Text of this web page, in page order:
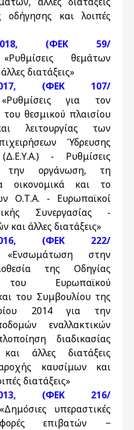
οδήγησης και λοιπές
(ΦΕΚ 59/
«Ρυθμίσεις θεμάτων
διατάξεις»
(ΦΕΚ 107/
«Ρυθμίσεις για τον
θεσμικού πλαισίου
λειτουργίας των
Ύδρευσης
- Ρυθμίσεις
την οργάνωση, τη
οικονομικά και το
Ο.Τ.Α. - Ευρωπαϊκοί
Συνεργασίας -
άλλες διατάξεις»
(ΦΕΚ 222/
«Ενσωμάτωση στην
της Οδηγίας
του Ευρωπαϊκού
του Συμβουλίου της
2014 για την
εναλλακτικών
διαδικασίας
και άλλες διατάξεις
καυσίμων και
διατάξεις»
(ΦΕΚ 216/
«Δημόσιες υπεραστικές
επιβατών −